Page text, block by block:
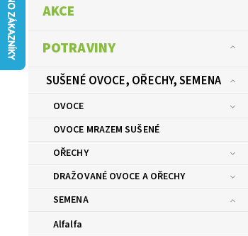
AKCE
POTRAVINY
SUŠENÉ OVOCE, OŘECHY, SEMENA
OVOCE
OVOCE MRAZEM SUŠENÉ
OŘECHY
DRAŽOVANÉ OVOCE A OŘECHY
SEMENA
Alfalfa